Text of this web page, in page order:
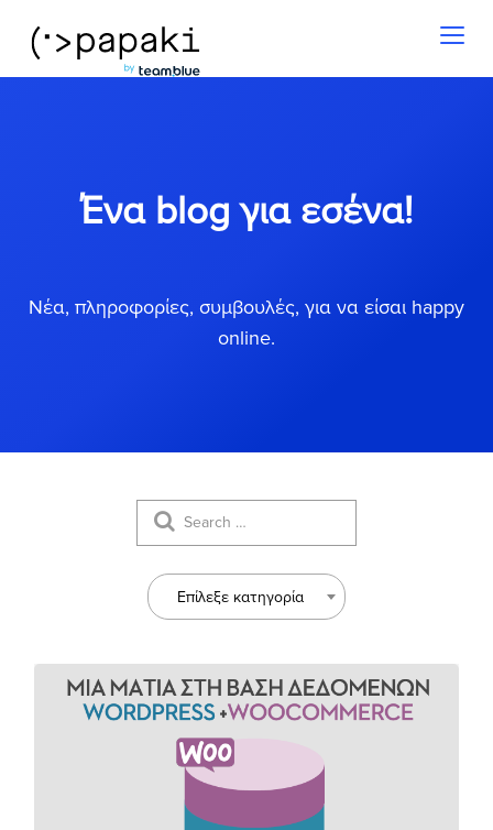
Ένα blog για εσένα!
Νέα, πληροφορίες, συμβουλές, για να είσαι happy
online.
Επίλεξε κατηγορία